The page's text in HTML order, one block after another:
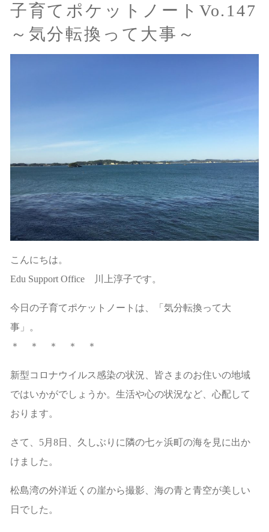
子育てポケットノートVo.147
～気分転換って大事～
こんにちは。
Edu Support Office 川上淳子です。
今日の子育てポケットノートは、「気分転換って大
事」。
＊ ＊ ＊ ＊ ＊
新型コロナウイルス感染の状況、皆さまのお住いの地域
ではいかがでしょうか。生活や心の状況など、心配して
おります。
さて、5月8日、久しぶりに隣の七ヶ浜町の海を見に出か
けました。
松島湾の外洋近くの崖から撮影、海の青と青空が美しい
日でした。